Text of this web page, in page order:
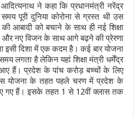
मुथैया मुरलीधरन का ‘800’ का
का ऐतिहासिक पड़ाव, गाले में रचेगा नया
भारत बनाम श्रीलंका टेस्ट सीरीज क्यों है
आदित्यनाथ ने कहा कि प्रधानमंत्री नरेंद्र
पूरी दुनिया कोरोना से ग्रस्त थी उस
आबादी को बचाने के साथ ही नई शिक्षा
और नए विजन के साथ आगे बढ़ने की प्रेरणा
इसी दिशा में एक कदम है। कई बार योजना
लगता है लेकिन यहां शिक्षा मंत्री धर्मेंद्र
हैं। प्रदेश के पांच करोड़ बच्चों के लिए
योजना के तहत पहले चरण में प्रदेश के
गए हैं। इसके तहत 1 से 12वीं क्लास तक